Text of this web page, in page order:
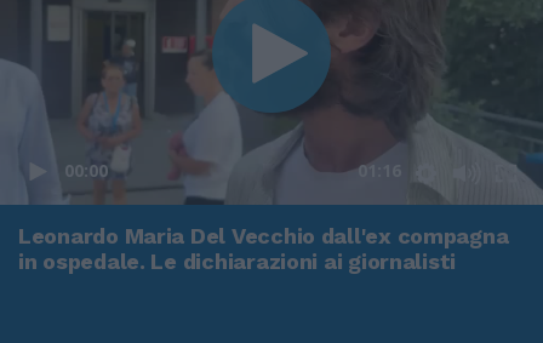
00:00 01:16
Leonardo Maria Del Vecchio dall'ex compagna
in ospedale. Le dichiarazioni ai giornalisti